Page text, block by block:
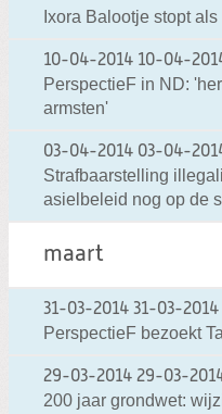
Ixora Balootje stopt
10-04-2014 10-04-
PerspectieF in ND:
armsten'
03-04-2014 03-04-
Strafbaarstelling
asielbeleid nog op de
maart
31-03-2014 31-03-2014
PerspectieF bezoekt
29-03-2014 29-03-
200 jaar grondwet: